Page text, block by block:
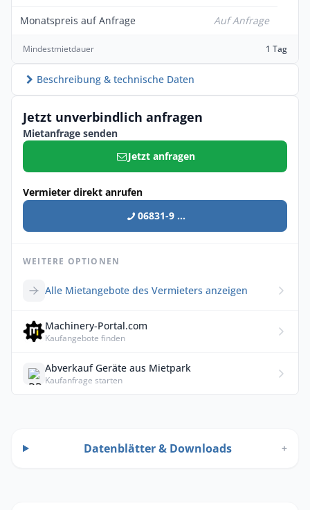
Monatspreis auf Anfrage Auf Anfrage
Mindestmietdauer 1 Tag
Beschreibung & technische Daten
Jetzt unverbindlich anfragen
Mietanfrage senden
Jetzt anfragen
Vermieter direkt anrufen
06831-9 ...
WEITERE OPTIONEN
Alle Mietangebote des Vermieters anzeigen
Machinery-Portal.com
Kaufangebote finden
Abverkauf Geräte aus Mietpark
Kaufanfrage starten
Datenblätter & Downloads +